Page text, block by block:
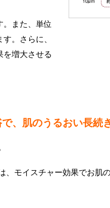
。また、単位
。さらに、
増大させる
、肌のうるおい長続
、モイスチャー効果でお肌